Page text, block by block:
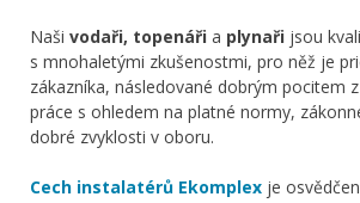
Naši vodaři, topenáři a plynaři jsou
s mnohaletými zkušenostmi, pro něž je
zákazníka, následované dobrým pocitem
práce s ohledem na platné normy,
dobré zvyklosti v oboru.
Cech instalatérů Ekomplex je